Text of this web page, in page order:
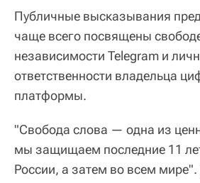
Публичные высказывания
чаще всего посвящены
независимости Telegram и
ответственности владельца
платформы.
"Свобода слова — одна из
мы защищаем последние 11
России, а затем во всем мире".